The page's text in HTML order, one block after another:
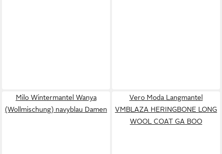
Milo Wintermantel Wanya
(Wollmischung) navyblau Damen
Vero Moda Langmantel
VMBLAZA HERINGBONE LONG
WOOL COAT GA BOO